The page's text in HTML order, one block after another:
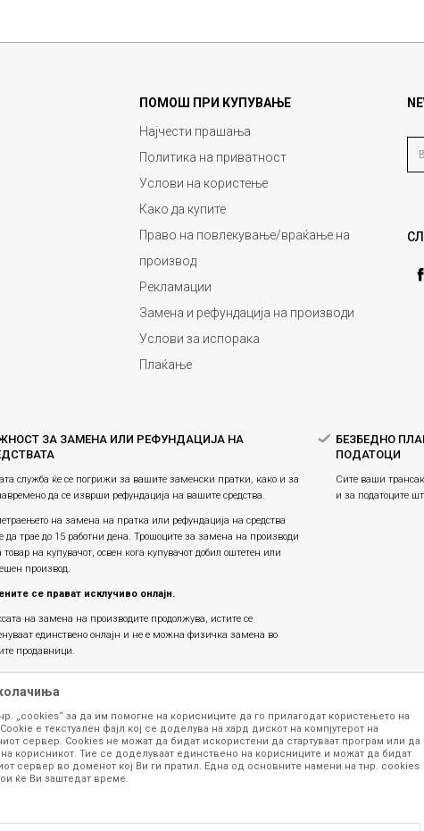
ПОМОШ ПРИ КУПУВАЊЕ
Најчести прашања
Политика на приватност
Услови на користење
Како да купите
Право на повлекување/враќање на
производ
Рекламации
Замена и рефундација на производи
Услови за испорака
Плаќање
ЗА ЗАМЕНА ИЛИ РЕФУНДАЦИЈА НА
служба ќе се погрижи за вашите заменски пратки, како и за
да се изврши рефундација на вашите средства.
на замена на пратка или рефундацијa на средства
да трае до 15 работни дена. Трошоците за замена на производи
товар на купувачот, освен кога купувачот добил оштетен или
производ.
се прават исклучиво онлајн.
на замена на производите продолжува, истите се
единствено онлајн и не е можна физичка замена во
продавници.
БЕЗБЕДНО
ПОДАТОЦИ
Сите ваши
и за податоците
нашата онлајн продавница се стремиме да бидат конкретни, точни и
сите производи во моментот се достапни на залиха. Фотографиите се
„cookies“ за да им помогне на корисниците да го прилагодат користењето на
е текстуален фајл кој се доделува на хард дискот на компјутерот на
сервер. Cookies не можат да бидат искористени да стартуваат програм или да
на корисникот. Тие се доделуваат единствено на корисниците и можат да бидат
сервер во доменот кој Ви ги пратил. Една од основните намени на тнр. сookies
ќе Ви заштедат време.